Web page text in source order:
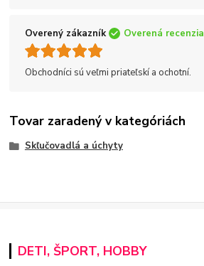
Overený zákazník Overená recenzia
Obchodníci sú veľmi priateľskí a ochotní.
Tovar zaradený v kategóriách
Skľučovadlá a úchyty
DETI, ŠPORT, HOBBY